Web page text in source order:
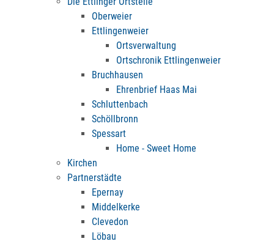
Oberweier
Ettlingenweier
Ortsverwaltung
Ortschronik Ettlingenweier
Bruchhausen
Ehrenbrief Haas Mai
Schluttenbach
Schöllbronn
Spessart
Home - Sweet Home
Kirchen
Partnerstädte
Epernay
Middelkerke
Clevedon
Löbau